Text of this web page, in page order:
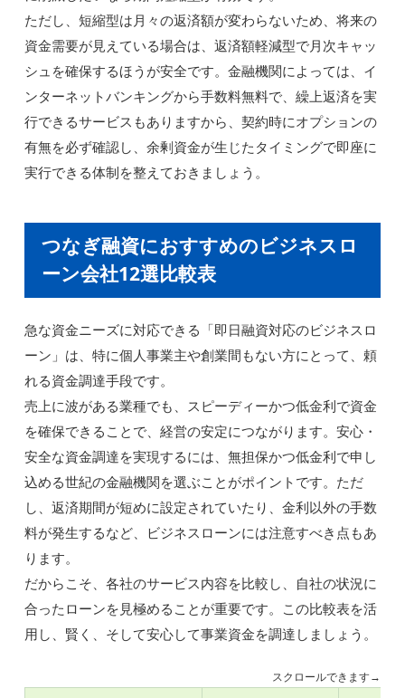
ただし、短縮型は月々の返済額が変わらないため、将来の
資金需要が見えている場合は、返済額軽減型で月次キャッ
シュを確保するほうが安全です。金融機関によっては、イ
ンターネットバンキングから手数料無料で、繰上返済を実
行できるサービスもありますから、契約時にオプションの
有無を必ず確認し、余剰資金が生じたタイミングで即座に
実行できる体制を整えておきましょう。
つなぎ融資におすすめのビジネスロ
ーン会社12選比較表
急な資金ニーズに対応できる「即日融資対応のビジネスロ
ーン」は、特に個人事業主や創業間もない方にとって、頼
れる資金調達手段です。
売上に波がある業種でも、スピーディーかつ低金利で資金
を確保できることで、経営の安定につながります。安心・
安全な資金調達を実現するには、無担保かつ低金利で申し
込める世紀の金融機関を選ぶことがポイントです。ただ
し、返済期間が短めに設定されていたり、金利以外の手数
料が発生するなど、ビジネスローンには注意すべき点もあ
ります。
だからこそ、各社のサービス内容を比較し、自社の状況に
合ったローンを見極めることが重要です。この比較表を活
用し、賢く、そして安心して事業資金を調達しましょう。
スクロールできます→